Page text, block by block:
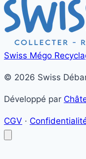
Swiss Mégo
© 2026 Swiss
Développé par
CGV ·